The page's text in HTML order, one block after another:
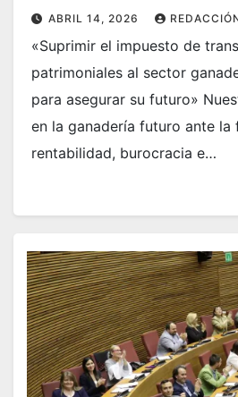
ABRIL 14, 2026
«Suprimir el impuesto de
patrimoniales al sector
para asegurar su futuro»
en la ganadería futuro ante la
rentabilidad, burocracia e…